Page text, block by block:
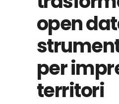
open
per
territori